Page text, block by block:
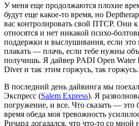
У меня еще продолжаются плохие
будут еще какое-то время, но
вас контролировать свой ПТСР. Они к
относятся и нет никакой психо-
поддержки и выслушивания, если
плакать — плачь, если тебе нужны
получишь. Я дайвер PADI Open Water
Diver и так этим горжусь, так горжусь.
В последний день дайвинга мы
Экспресс (Salem Express). Я
погружение, и все. Что сказать — это
время обеда моя тревожность
Ричард догадался, что что-то со